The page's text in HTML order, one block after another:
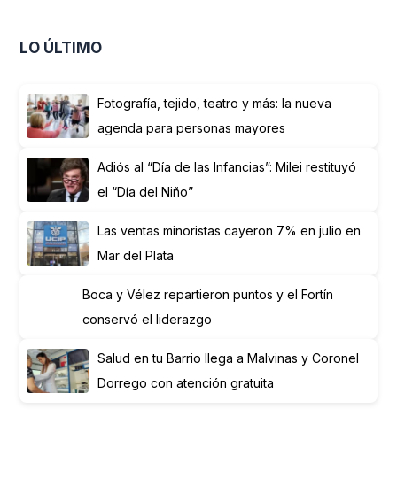
LO ÚLTIMO
Fotografía, tejido, teatro y más: la nueva
agenda para personas mayores
Adiós al “Día de las Infancias”: Milei restituyó
el “Día del Niño”
Las ventas minoristas cayeron 7% en julio en
Mar del Plata
Boca y Vélez repartieron puntos y el Fortín
conservó el liderazgo
Salud en tu Barrio llega a Malvinas y Coronel
Dorrego con atención gratuita